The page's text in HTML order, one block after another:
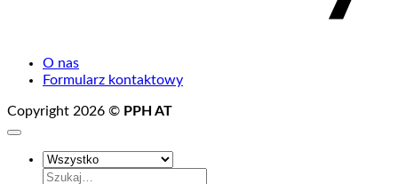
O nas
Formularz kontaktowy
Copyright 2026 © PPH AT
Szukaj: